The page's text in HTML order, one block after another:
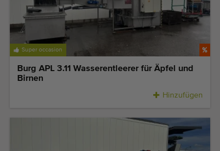
Zuletzt hinzugefügt Maschinen
Maschinen Nachrichten
Importieren einer Maschine
Automaten
Super occasion
Burg APL 3.11 Wasserentleerer für Äpfel und
Birnen
Hinzufügen